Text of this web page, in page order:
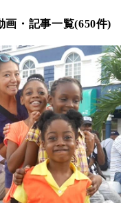
画・記事一覧(650件)